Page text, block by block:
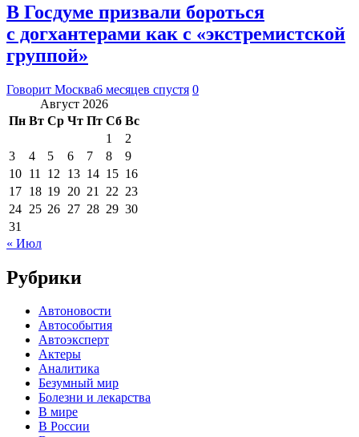
В Госдуме призвали бороться
с догхантерами как с «экстремистской
группой»
Говорит Москва6 месяцев спустя 0
Август 2026
Пн Вт Ср Чт Пт Сб Вс
1
2
3
4 5 6 7 8
9
10 11 12 13 14 15 16
17 18 19 20 21 22 23
24 25 26 27 28 29 30
31
« Июл
Рубрики
Автоновости
Автособытия
Автоэксперт
Актеры
Аналитика
Безумный мир
Болезни и лекарства
В мире
В России